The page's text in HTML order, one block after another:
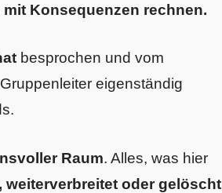
Konsequenzen rechnen.
besprochen und vom
eigenständig
Raum. Alles, was hier
weiterverbreitet oder gelöscht